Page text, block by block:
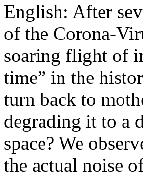
English: After
of the Corona-
soaring flight of
time” in the
turn back to
degrading it to a
space? We
the actual noise